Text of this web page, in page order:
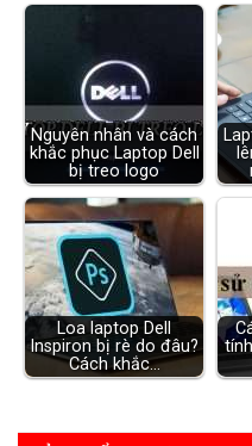
Nguyên nhân và cách
khắc phục Laptop Dell
bị treo logo
Loa laptop Dell
Inspiron bị rè do đâu?
Cách khắc…